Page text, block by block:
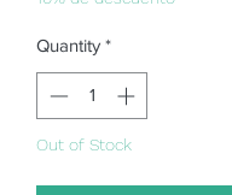
Quantity *
Out of Stock